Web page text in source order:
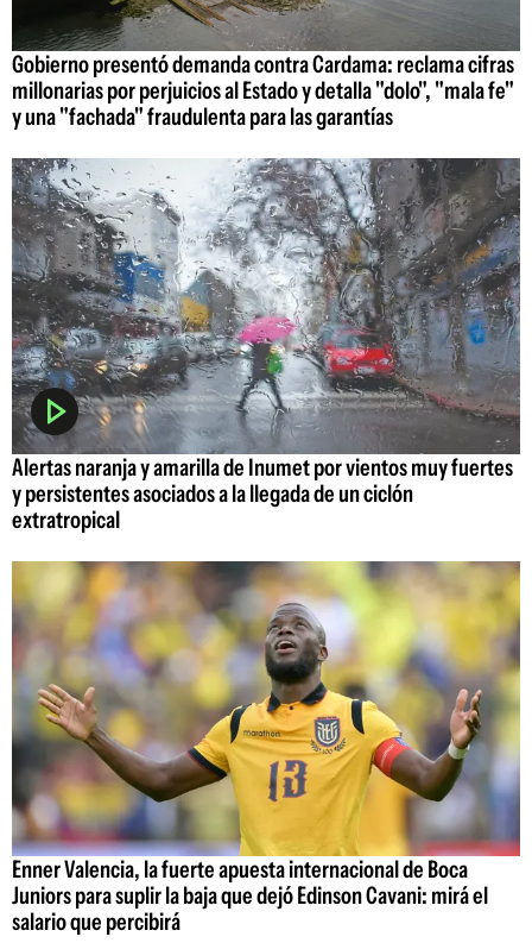
Gobierno presentó demanda contra Cardama: reclama cifras
millonarias por perjuicios al Estado y detalla "dolo", "mala fe"
y una "fachada" fraudulenta para las garantías
Alertas naranja y amarilla de Inumet por vientos muy fuertes
y persistentes asociados a la llegada de un ciclón
extratropical
Enner Valencia, la fuerte apuesta internacional de Boca
Juniors para suplir la baja que dejó Edinson Cavani: mirá el
salario que percibirá